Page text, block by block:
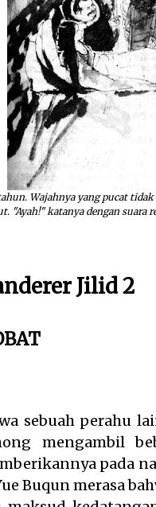
Wajahnya yang pucat tidak
"Ayah!" katanya dengan suara
Jilid 2
sebuah perahu
mengambil
pada
Buqun merasa